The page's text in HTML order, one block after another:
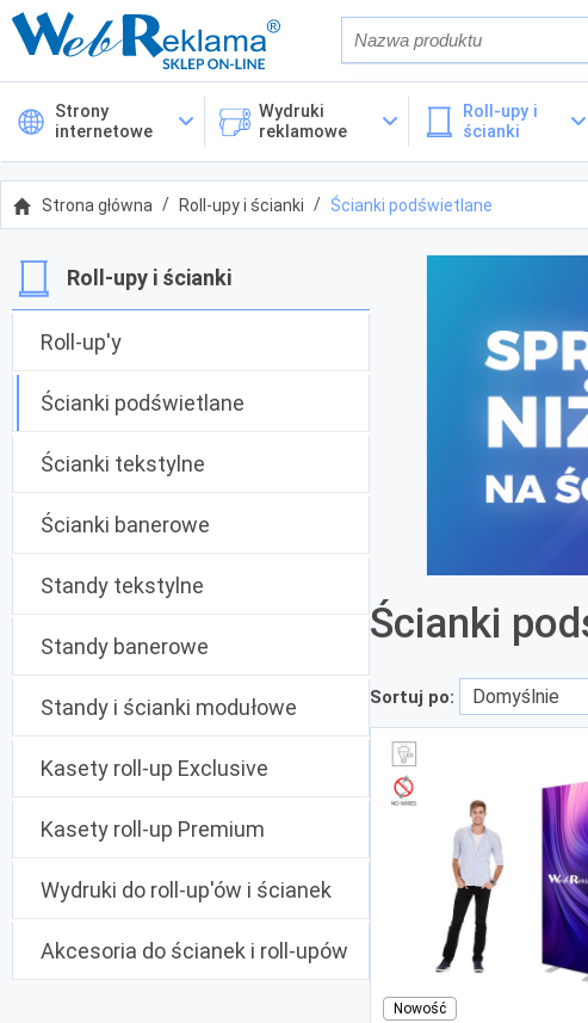
Również w opisach
Cena
Kategorie
Strony
internetowe
Wydruki
reklamowe
Roll-upy i
ścianki
Strona główna Roll-upy i ścianki Ścianki podświetlane
Ścianki
Sortuj po:
Nowość
Roll-upy i ścianki
Roll-up'y
Ścianki podświetlane
Ścianki tekstylne
Ścianki banerowe
Standy tekstylne
Standy banerowe
Standy i ścianki modułowe
Kasety roll-up Exclusive
Kasety roll-up Premium
Wydruki do roll-up'ów i ścianek
Akcesoria do ścianek i roll-upów